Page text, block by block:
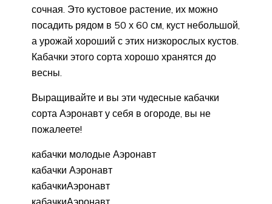
сочная. Это кустовое растение, их можно
посадить рядом в 50 х 60 см, куст небольшой,
а урожай хороший с этих низкорослых кустов.
Кабачки этого сорта хорошо хранятся до
весны.
Выращивайте и вы эти чудесные кабачки
сорта Аэронавт у себя в огороде, вы не
пожалеете!
кабачки молодые Аэронавт
кабачки Аэронавт
кабачкиАэронавт
кабачкиАэронавт